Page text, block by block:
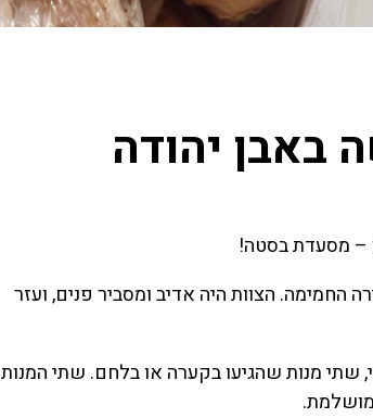
באבן יהודה
– מסעדת בסטה!
החמימה. הצוות היה אדיב ומסביר פנים, ועזר
שתי מנות שהגיעו בקערה או בלחם. שתי המנות
מושלמת.